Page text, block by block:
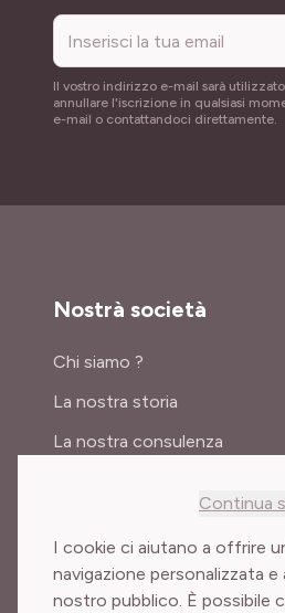
Continua
I cookie ci aiutano a offrire
navigazione personalizzata e
nostro pubblico. È possibile
Il vostro indirizzo e-mail sarà
annullare l'iscrizione in qualsiasi
e-mail o contattandoci direttamente.
Nostrà società
Chi siamo ?
La nostra storia
La nostra consulenza